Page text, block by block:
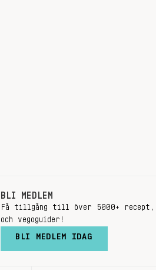
BLI MEDLEM
Få tillgång till över 5000+
och vegoguider!
BLI MEDLEM IDAG